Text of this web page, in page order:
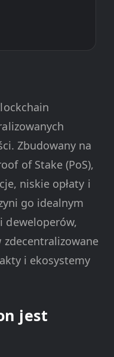
Zbudowany na
of Stake (PoS),
niskie opłaty i
go idealnym
deweloperów,
zdecentralizowane
i ekosystemy
jest